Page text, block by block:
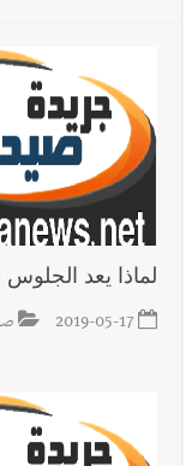
أخبار لبنان
الطقس
الموسمية
أخبار لبنان إنفجار
فكيف أقرّت الزيادة؟
لماذا يعد
2019-05-17